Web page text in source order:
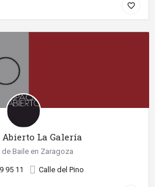
favorite_border
Abierto La Galería
de Baile en Zaragoza
95 11 Calle del Pino